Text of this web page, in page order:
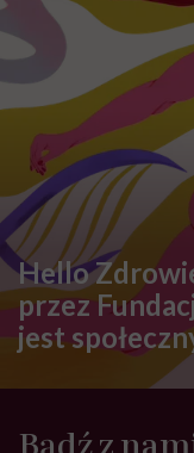
Hello
przez
jest
Bądź z